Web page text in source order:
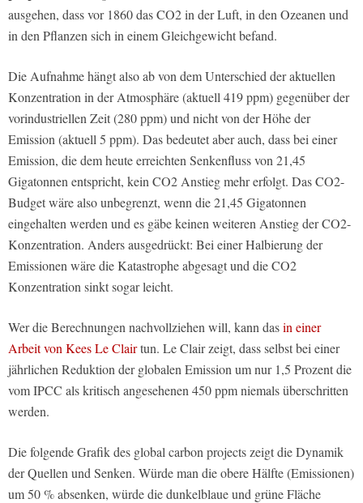
ausgehen, dass vor 1860 das CO2 in der Luft, in den Ozeanen und
in den Pflanzen sich in einem Gleichgewicht befand.
Die Aufnahme hängt also ab von dem Unterschied der aktuellen
Konzentration in der Atmosphäre (aktuell 419 ppm) gegenüber der
vorindustriellen Zeit (280 ppm) und nicht von der Höhe der
Emission (aktuell 5 ppm). Das bedeutet aber auch, dass bei einer
Emission, die dem heute erreichten Senkenfluss von 21,45
Gigatonnen entspricht, kein CO2 Anstieg mehr erfolgt. Das CO2-
Budget wäre also unbegrenzt, wenn die 21,45 Gigatonnen
eingehalten werden und es gäbe keinen weiteren Anstieg der CO2-
Konzentration. Anders ausgedrückt: Bei einer Halbierung der
Emissionen wäre die Katastrophe abgesagt und die CO2
Konzentration sinkt sogar leicht.
Wer die Berechnungen nachvollziehen will, kann dasin einer
Arbeit von Kees Le Clairtun. Le Clair zeigt, dass selbst bei einer
jährlichen Reduktion der globalen Emission um nur 1,5 Prozent die
vom IPCC als kritisch angesehenen 450 ppm niemals überschritten
werden.
Die folgende Grafik des global carbon projects zeigt die Dynamik
der Quellen und Senken. Würde man die obere Hälfte (Emissionen)
um 50 % absenken, würde die dunkelblaue und grüne Fläche